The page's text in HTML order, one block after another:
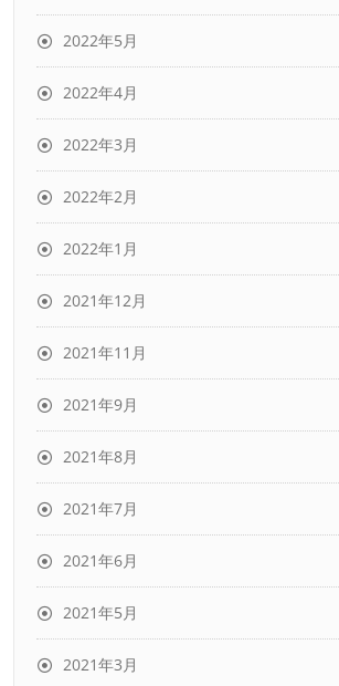
2022年5月
2022年4月
2022年3月
2022年2月
2022年1月
2021年12月
2021年11月
2021年9月
2021年8月
2021年7月
2021年6月
2021年5月
2021年3月